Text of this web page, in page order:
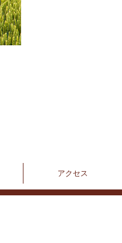
アクセス